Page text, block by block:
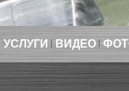
УСЛУГИ ВИДЕО